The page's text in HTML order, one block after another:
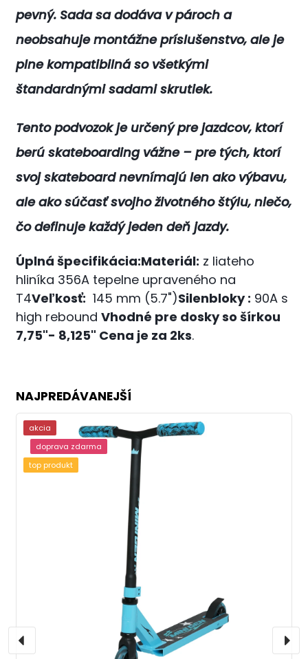
pevný. Sada sa dodáva v pároch a
neobsahuje montážne príslušenstvo, ale je
plne kompatibilná so všetkými
štandardnými sadami skrutiek.
Tento podvozok je určený pre jazdcov, ktorí
berú skateboarding vážne – pre tých, ktorí
svoj skateboard nevnímajú len ako výbavu,
ale ako súčasť svojho životného štýlu, niečo,
čo definuje každý jeden deň jazdy.
Úplná špecifikácia:Materiál: z liateho
hliníka 356A tepelne upraveného na
T4Veľkosť: 145 mm (5.7")Silenbloky : 90A s
high reboundVhodné pre dosky so šírkou
7,75"- 8,125" Cena je za 2ks.
NAJPREDÁVANEJŠÍ
akcia
doprava zdarma
top produkt